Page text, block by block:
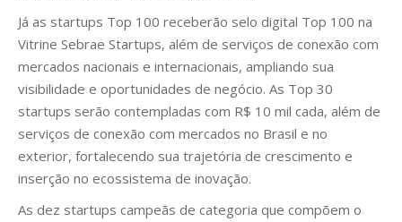
Já as startups Top 100 receberão selo digital Top 100 na
Vitrine Sebrae Startups, além de serviços de conexão com
mercados nacionais e internacionais, ampliando sua
visibilidade e oportunidades de negócio. As Top 30
startups serão contempladas com R$ 10 mil cada, além de
serviços de conexão com mercados no Brasil e no
exterior, fortalecendo sua trajetória de crescimento e
inserção no ecossistema de inovação.
As dez startups campeãs de categoria que compõem o